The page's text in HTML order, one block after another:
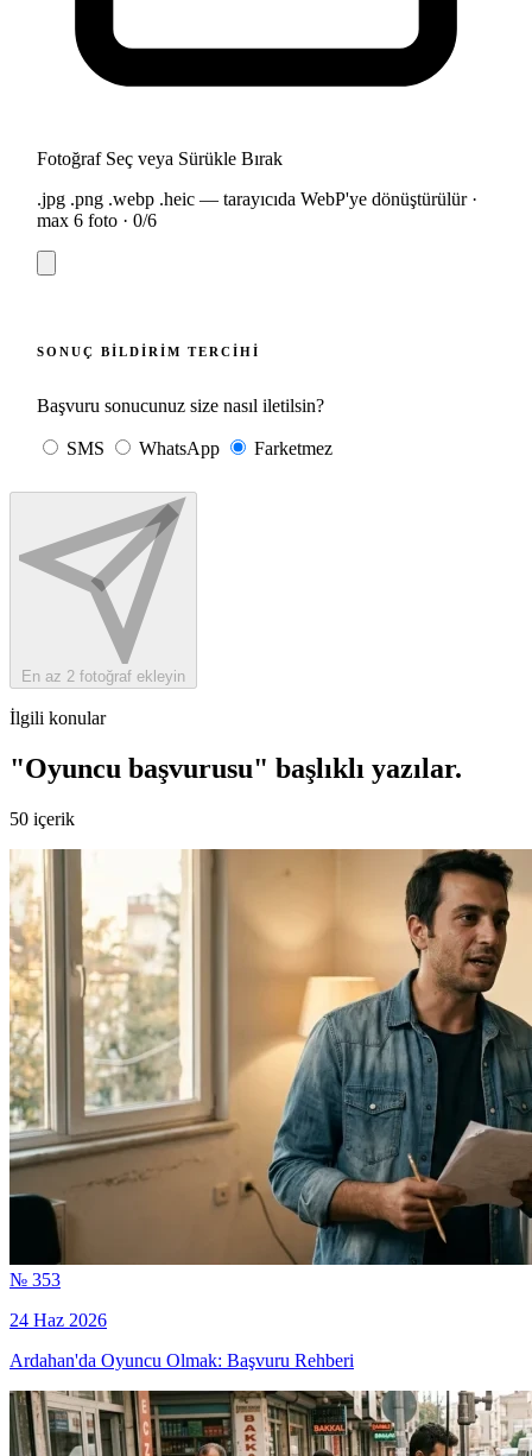
Fotoğraf Seç veya Sürükle Bırak
.jpg .png .webp .heic — tarayıcıda WebP'ye dönüştürülür ·
max 6 foto · 0/6
SONUÇ BILDIRIM TERCIHI
Başvuru sonucunuz size nasıl iletilsin?
SMS WhatsApp Farketmez
En az 2 fotoğraf ekleyin
İlgili konular
"Oyuncu başvurusu" başlıklı yazılar.
50 içerik
№ 353
24 Haz 2026
Ardahan'da Oyuncu Olmak: Başvuru Rehberi